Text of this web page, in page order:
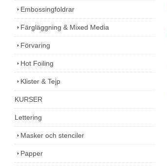
Embossingfoldrar
Färgläggning & Mixed Media
Förvaring
Hot Foiling
Klister & Tejp
KURSER
Lettering
Masker och stenciler
Papper